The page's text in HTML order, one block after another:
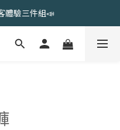
元，6件現折350元
體驗三件組📣
元，6件現折350元